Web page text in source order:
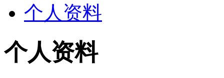
个人资料
个人资料